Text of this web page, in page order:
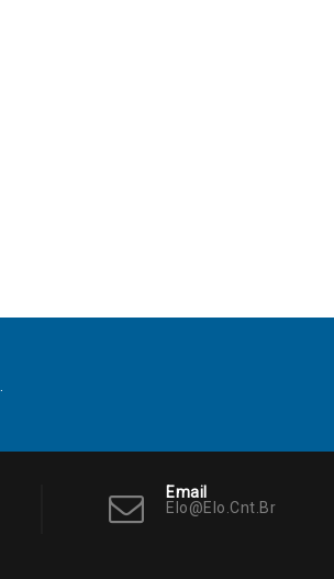
Email
Elo@elo.cnt.br